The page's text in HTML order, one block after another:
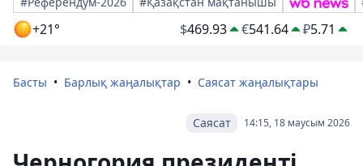
+21° $469.93 €541.64 ₽5.71
Басты Барлық жаңалықтар Саясат жаңалықтары
14:15, 18 маусым 2026
Саясат